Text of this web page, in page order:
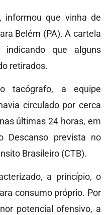
informou que vinha de
Belém (PA). A cartela
indicando que alguns
retirados.
tacógrafo, a equipe
circulado por cerca
últimas 24 horas, em
Descanso prevista no
Brasileiro (CTB).
a princípio, o
consumo próprio. Por
potencial ofensivo, a